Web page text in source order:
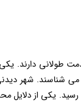
طولانی دارند.
شناسند. شهر
شهرستان یزد، است، که در سال ۱۳۹۶ به ثبت